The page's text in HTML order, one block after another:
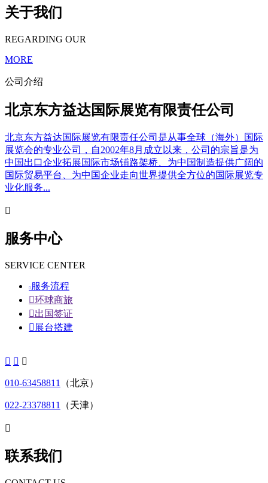
关于我们
REGARDING OUR
MORE
公司介绍
北京东方益达国际展览有限责任公司
北京东方益达国际展览有限责任公司是从事全球（海外）国际
展览会的专业公司，自2002年8月成立以来，公司的宗旨是为
中国出口企业拓展国际市场铺路架桥、为中国制造提供广阔的
国际贸易平台、为中国企业走向世界提供全方位的国际展览专
业化服务...

服务中心
SERVICE CENTER
 服务流程
环球商旅
出国签证
 展台搭建
  
010-63458811 （北京）
022-23378811 （天津）

联系我们